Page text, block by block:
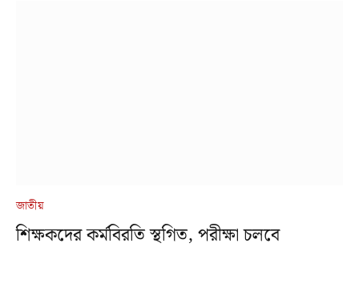
জাতীয়
শিক্ষকদের কর্মবিরতি স্থগিত, পরীক্ষা চলবে